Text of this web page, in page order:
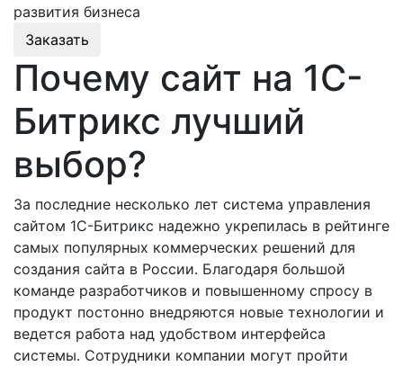
развития бизнеса
Заказать
Почему сайт на 1С-
Битрикс лучший
выбор?
За последние несколько лет система управления
сайтом 1С-Битрикс надежно укрепилась в рейтинге
самых популярных коммерческих решений для
создания сайта в России. Благодаря большой
команде разработчиков и повышенному спросу в
продукт постонно внедряются новые технологии и
ведется работа над удобством интерфейса
системы. Сотрудники компании могут пройти